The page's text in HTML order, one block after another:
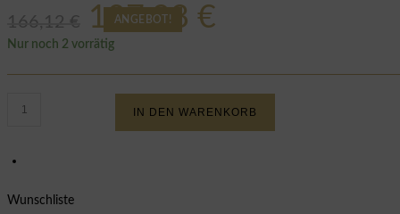
ANGEBOT!
166,12 €
Ursprünglicher
Preis
war:
166,12 €
107,98 €
ist:
107,98 €.
Nur noch 2 vorrätig
Jowissa
Menge
IN DEN WARENKORB
Wunschliste